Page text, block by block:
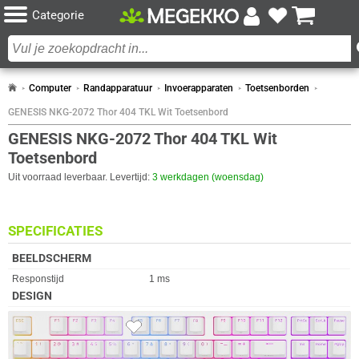
Categorie
Computer Randapparatuur Invoerapparaten Toetsenborden
GENESIS NKG-2072 Thor 404 TKL Wit Toetsenbord
GENESIS NKG-2072 Thor 404 TKL Wit
Toetsenbord
Uit voorraad leverbaar. Levertijd: 3 werkdagen (woensdag)
SPECIFICATIES
BEELDSCHERM
Eigenschap
Responstijd 1 ms
DESIGN
Eigenschap Waarde
Toetsverlichting
✓︎
Toetsverlichting kleur
RGB